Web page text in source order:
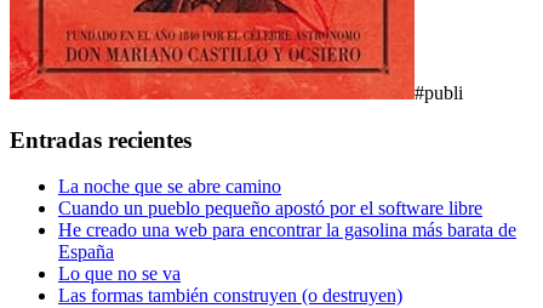
#publi
Entradas recientes
La noche que se abre camino
Cuando un pueblo pequeño apostó por el software libre
He creado una web para encontrar la gasolina más barata de
España
Lo que no se va
Las formas también construyen (o destruyen)